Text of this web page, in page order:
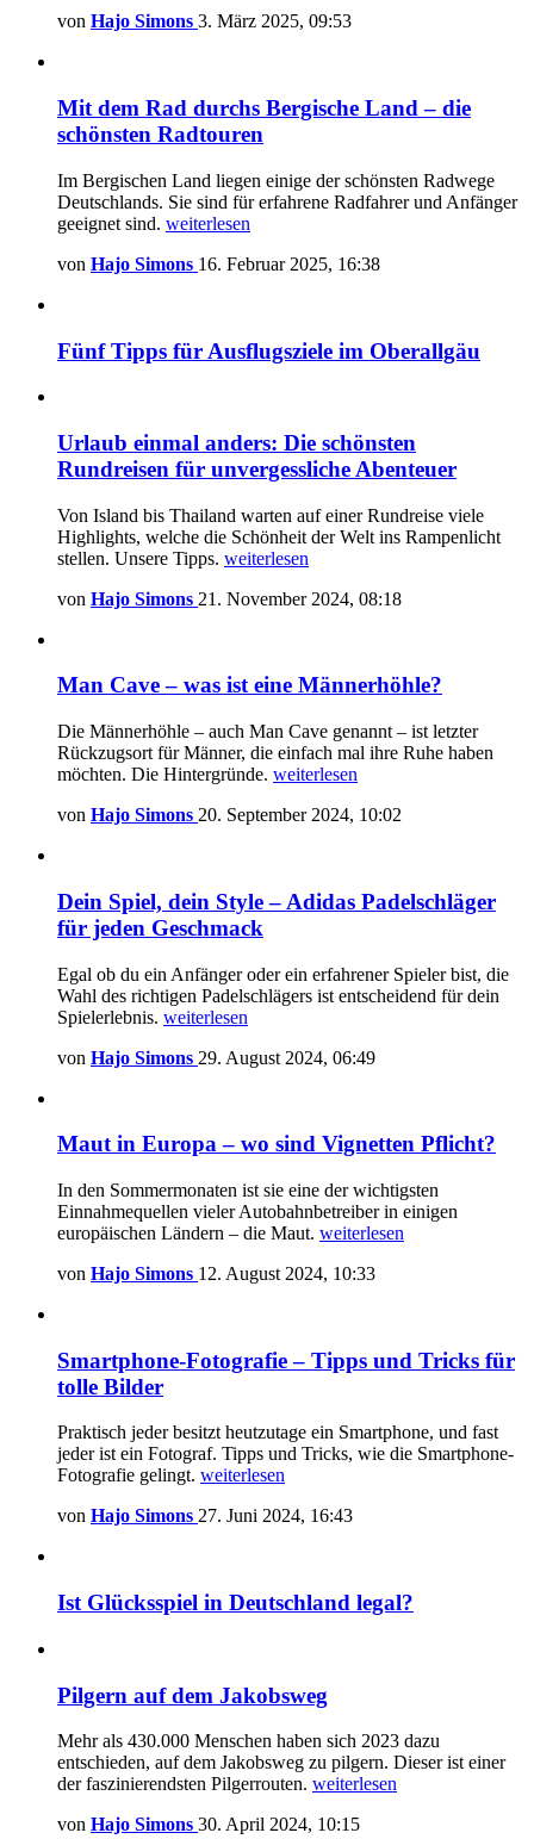
von Hajo Simons 3. März 2025, 09:53
Mit dem Rad durchs Bergische Land – die
schönsten Radtouren
Im Bergischen Land liegen einige der schönsten Radwege
Deutschlands. Sie sind für erfahrene Radfahrer und Anfänger
geeignet sind. weiterlesen
von Hajo Simons 16. Februar 2025, 16:38
Fünf Tipps für Ausflugsziele im Oberallgäu
Urlaub einmal anders: Die schönsten
Rundreisen für unvergessliche Abenteuer
Von Island bis Thailand warten auf einer Rundreise viele
Highlights, welche die Schönheit der Welt ins Rampenlicht
stellen. Unsere Tipps. weiterlesen
von Hajo Simons 21. November 2024, 08:18
Man Cave – was ist eine Männerhöhle?
Die Männerhöhle – auch Man Cave genannt – ist letzter
Rückzugsort für Männer, die einfach mal ihre Ruhe haben
möchten. Die Hintergründe. weiterlesen
von Hajo Simons 20. September 2024, 10:02
Dein Spiel, dein Style – Adidas Padelschläger
für jeden Geschmack
Egal ob du ein Anfänger oder ein erfahrener Spieler bist, die
Wahl des richtigen Padelschlägers ist entscheidend für dein
Spielerlebnis. weiterlesen
von Hajo Simons 29. August 2024, 06:49
Maut in Europa – wo sind Vignetten Pflicht?
In den Sommermonaten ist sie eine der wichtigsten
Einnahmequellen vieler Autobahnbetreiber in einigen
europäischen Ländern – die Maut. weiterlesen
von Hajo Simons 12. August 2024, 10:33
Smartphone-Fotografie – Tipps und Tricks für
tolle Bilder
Praktisch jeder besitzt heutzutage ein Smartphone, und fast
jeder ist ein Fotograf. Tipps und Tricks, wie die Smartphone-
Fotografie gelingt. weiterlesen
von Hajo Simons 27. Juni 2024, 16:43
Ist Glücksspiel in Deutschland legal?
Pilgern auf dem Jakobsweg
Mehr als 430.000 Menschen haben sich 2023 dazu
entschieden, auf dem Jakobsweg zu pilgern. Dieser ist einer
der faszinierendsten Pilgerrouten. weiterlesen
von Hajo Simons 30. April 2024, 10:15